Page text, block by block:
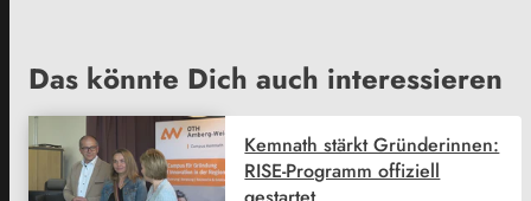
Das könnte Dich auch interessieren
Kemnath stärkt Gründerinnen:
RISE-Programm offiziell